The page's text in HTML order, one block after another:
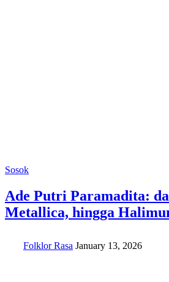
Sosok
Ade Putri Paramadita:
Metallica, hingga
Folklor Rasa January 13, 2026